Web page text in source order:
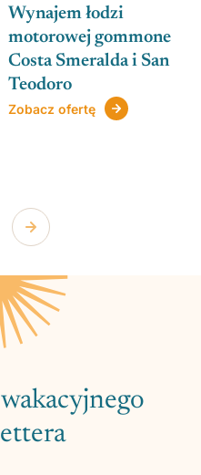
Wynajem łodzi
motorowej gommone
Costa Smeralda i San
Teodoro
Zobacz ofertę